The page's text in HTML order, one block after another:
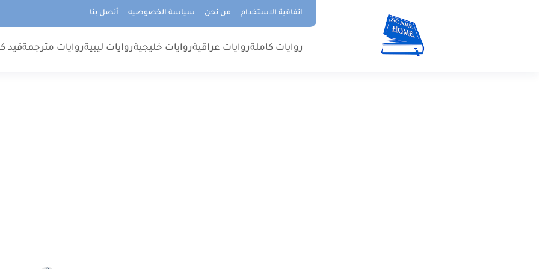
اتفاقية الاستخدام من نحن سياسة الخصوصيه أتصل بنا
روايات كاملةروايات عراقيةروايات خليجيةروايات ليبيةروايات مترجمةقيد